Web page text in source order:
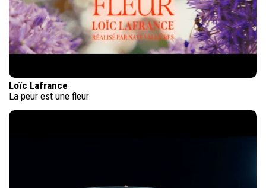
Loïc Lafrance
La peur est une fleur